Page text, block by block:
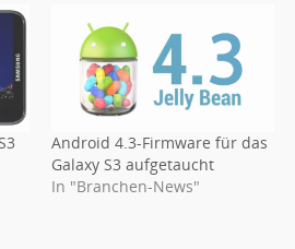
Android 4.3-Firmware für das
Galaxy S3 aufgetaucht
In "Branchen-News"